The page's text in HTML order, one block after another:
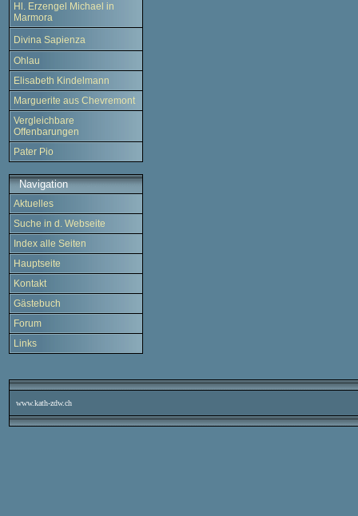
Hl. Erzengel Michael in
Marmora
Divina Sapienza
Ohlau
Elisabeth Kindelmann
Marguerite aus Chevremont
Vergleichbare
Offenbarungen
Pater Pio
Navigation
Aktuelles
Suche in d. Webseite
Index alle Seiten
Hauptseite
Kontakt
Gästebuch
Forum
Links
www.kath-zdw.ch